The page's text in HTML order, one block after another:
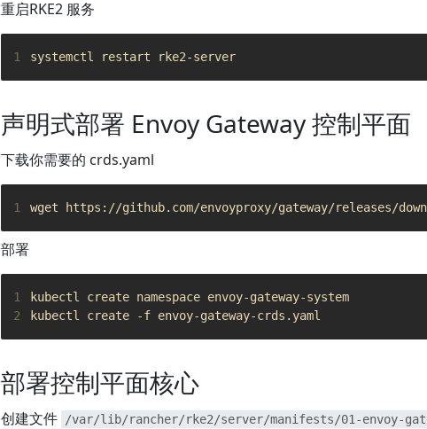
重启RKE2 服务
1 systemctl restart rke2-server
声明式部署 Envoy Gateway 控制平面
下载你需要的 crds.yaml
1
部署
1
kubectl create namespace envoy-gateway-system
2
部署控制平面核心
创建文件 /var/lib/rancher/rke2/server/manifests/01-envoy-